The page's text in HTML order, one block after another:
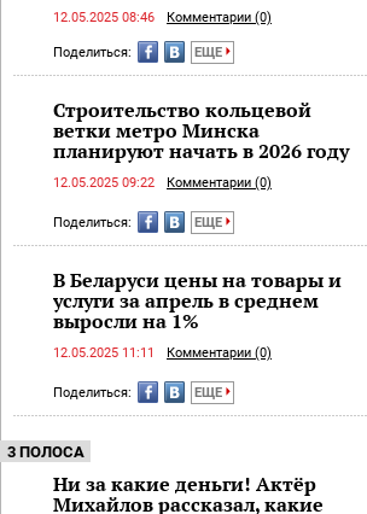
12.05.2025 08:46 Комментарии (0)
Поделиться: ЕЩЕ
Строительство кольцевой
ветки метро Минска
планируют начать в 2026 году
12.05.2025 09:22 Комментарии (0)
Поделиться: ЕЩЕ
В Беларуси цены на товары и
услуги за апрель в среднем
выросли на 1%
12.05.2025 11:11 Комментарии (0)
Поделиться: ЕЩЕ
3 ПОЛОСА
Ни за какие деньги! Актёр
Михайлов рассказал, какие